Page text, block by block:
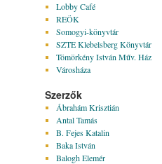
Lobby Café
REÖK
Somogyi-könyvtár
SZTE Klebelsberg Könyvtár
Tömörkény István Műv. Ház
Városháza
Szerzők
Ábrahám Krisztián
Antal Tamás
B. Fejes Katalin
Baka István
Balogh Elemér